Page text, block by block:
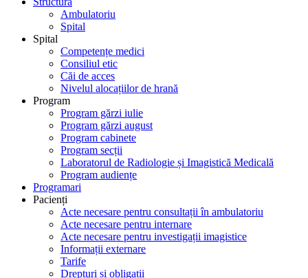
Ambulatoriu
Spital
Spital
Competențe medici
Consiliul etic
Căi de acces
Nivelul alocațiilor de hrană
Program
Program gărzi iulie
Program gărzi august
Program cabinete
Program secții
Laboratorul de Radiologie și Imagistică Medicală
Program audiențe
Programari
Pacienți
Acte necesare pentru consultații în ambulatoriu
Acte necesare pentru internare
Acte necesare pentru investigații imagistice
Informații externare
Tarife
Drepturi și obligații